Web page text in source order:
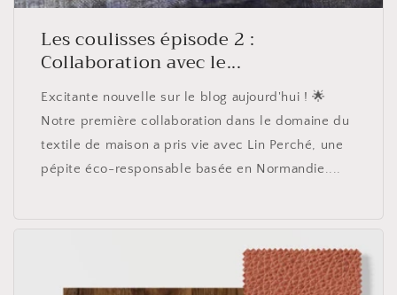
Les coulisses épisode 2 :
Collaboration avec le...
Excitante nouvelle sur le blog aujourd'hui ! 🌟
Notre première collaboration dans le domaine du
textile de maison a pris vie avec Lin Perché, une
pépite éco-responsable basée en Normandie....